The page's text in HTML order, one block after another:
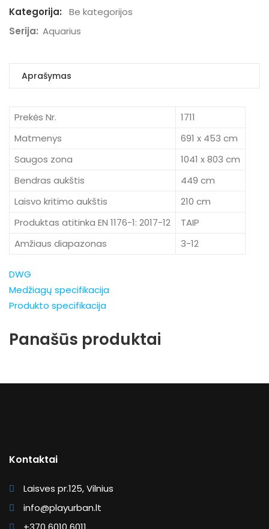
Kategorija:
Be kategorijos
Serija: Aquarius
Aprašymas
Prekės Nr.
1711
Matmenys
691 x 453 cm
Saugos zona
1041 x 803 cm
Bendras aukštis
449 cm
Laisvo kritimo aukštis
210 cm
Produktas atitinka EN 1176-1: 2017-12
TAIP
Amžiaus diapazonas
3-12
DWG
Medžiagų specifikacija
Produkto specifikacija
Panašūs produktai
Kontaktai
Laisves pr.125, Vilnius
info@playurban.lt